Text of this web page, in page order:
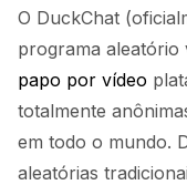
O DuckChat
programa aleatório
papo por vídeo
totalmente
em todo o mundo.
aleatórias